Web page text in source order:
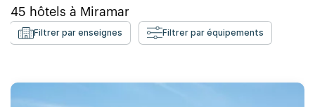
45 hôtels à Miramar
Filtrer par enseignes Filtrer par équipements